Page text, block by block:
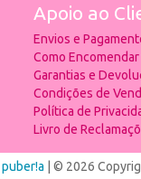
Apoio ao
Envios e
Como Encomendar
Garantias e
Condições de
Política de
Livro de
puber!a | © 2026